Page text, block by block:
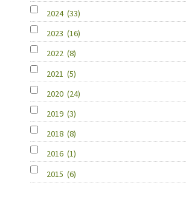
2024 (33)
2023 (16)
2022 (8)
2021 (5)
2020 (24)
2019 (3)
2018 (8)
2016 (1)
2015 (6)